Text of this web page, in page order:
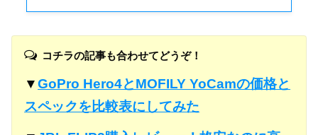
コチラの記事も合わせてどうぞ！
▼GoPro Hero4とMOFILY YoCamの価格と
スペックを比較表にしてみた